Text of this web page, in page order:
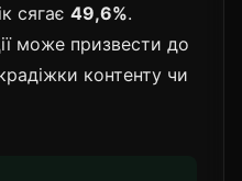
сягає 49,6%.
може призвести до
контенту чи